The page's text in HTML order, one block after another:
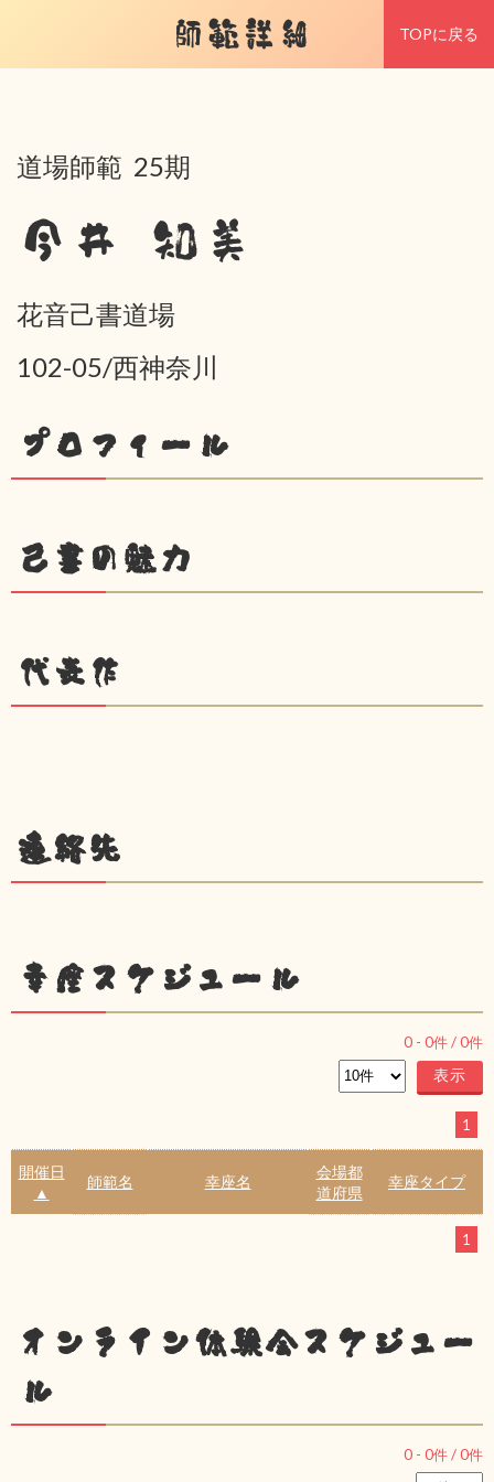
師範詳細 TOPに戻る
道場師範 25期
今井 知美
花音己書道場
102-05/西神奈川
プロフィール
己書の魅力
代表作
連絡先
幸座スケジュール
0 - 0件 /0件
1
開催日
▲
師範名 幸座名
会場都
道府県
幸座タイプ
1
オンライン体験会スケジュー
ル
0 - 0件 /0件